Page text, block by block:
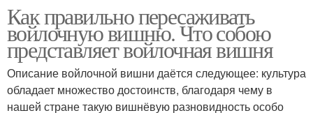
Как правильно пересаживать
войлочную вишню. Что собою
представляет войлочная вишня
Описание войлочной вишни даётся следующее: культура
обладает множество достоинств, благодаря чему в
нашей стране такую вишнёвую разновидность особо